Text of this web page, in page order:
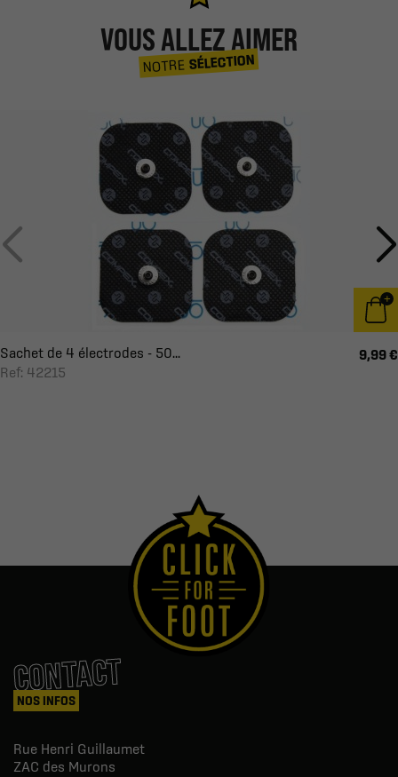
VOUS ALLEZ AIMER
NOTRESÉLECTION
Sachet de 4 électrodes - 50...
Ref: 42215
9,99 €
CONTACT
NOS INFOS
Rue Henri Guillaumet
ZAC des Murons